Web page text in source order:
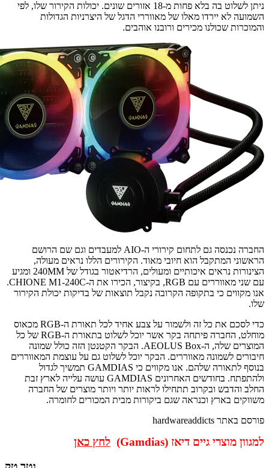
ניתן לשלוט בה בלא פחות מ-18 אזורים שונים. יכולות הקירור שלו, לפי
השמועה לא יירדו מאלו של מאווררי הדגל של היצרניות הגדולות
והמוכרות שכולנו מכירים ורובנו אוהבים.
החברה נכנסה גם לתחום קירורי ה-AIO למעבדים וגם שם הרושם
הראשוני המתקבל הוא חיובי מאוד. הקירורים הללו נראים מעולה,
הצינורות נראים איכותיים ומעולים, הרדיאטור בגודל של 240MM ומגיע
עם שני מאווררים עם RGB, בקיצור, הכירו את ה-CHIONE M1-240C.
אנו מקווים כי בתקופה הקרובה נקבל תוצאות של בדיקות יכולת הקירור
שלו.
כדי לסכם את כל זה ולשמור על צבע אחיד לכל תאורת ה-RGB מכאוס
מוחלט, החברה פיתחה בקר אשר יוכל לשלוט בתאורת ה-RGB של כל
המוצרים שלה, ה-AEOLUS Box. הבקר הקטנטן הזה כולל שמונה
חיבורים לשמונה מאווררים. הבקר יוכל לשלוט גם על עוצמת המאווררים
בנוסף לתאורה שלהם. אנו מקווים כי GAMDIAS תמשיך לגדול
ולהתפתח. בחודשים האחרונים GAMDIAS עושה עלייה לארץ זבת
החלב והדבש ובקרוב תתחילו לראות יותר ויותר מוצרים של החברה
משווקים בארץ וכנראה שגם ביקורות מבית המכורים לחומרה.
פורסם באתר hardwareaddicts
למגוון מוצרי גיים דיאז (Gamdias)
לחץ כאן